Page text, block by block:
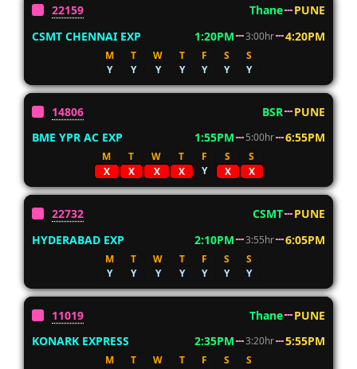
22159 Thane
PUNE
CSMT CHENNAI EXP
1:20PM 3:00hr 4:20PM
M T W T F S
S
Y
Y Y Y Y Y Y
14806 BSR
PUNE
BME YPR AC EXP
1:55PM 5:00hr 6:55PM
M T W T F S
S
X
X X X Y X X
22732 CSMT
PUNE
HYDERABAD EXP
2:10PM 3:55hr 6:05PM
M T W T F S
S
Y
Y Y Y Y Y Y
11019 Thane
PUNE
KONARK EXPRESS
2:35PM 3:20hr 5:55PM
M T W T F S
S